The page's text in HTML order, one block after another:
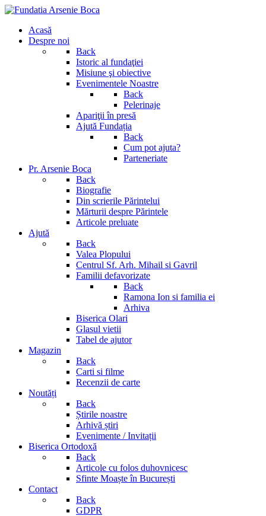
Acasă
Despre noi
Back
Istoric al fundaţiei
Misiune şi obiective
Evenimentele Noastre
Back
Pelerinaje
Apariţii în presă
Ajută Fundația
Back
Cum pot ajuta?
Parteneriate
Pr. Arsenie Boca
Back
Biografie
Din scrierile Părintelui
Mărturii despre Părintele
Articole preluate
Ajută
Back
Valea Plopului
Centrul Sf. Arh. Mihail si Gavril
Familii defavorizate
Back
Ramona Ion si familia ei
Arhiva
Biserica Olari
Glasul vietii
Tabel de ajutor
Magazin
Back
Carti si filme
Recenzii de carte
Noutăți
Back
Știrile noastre
Arhivă știri
Evenimente / Invitații
Biserica Ortodoxă
Back
Articole cu folos duhovnicesc
Sfinte Moaște în București
Contact
Back
GDPR